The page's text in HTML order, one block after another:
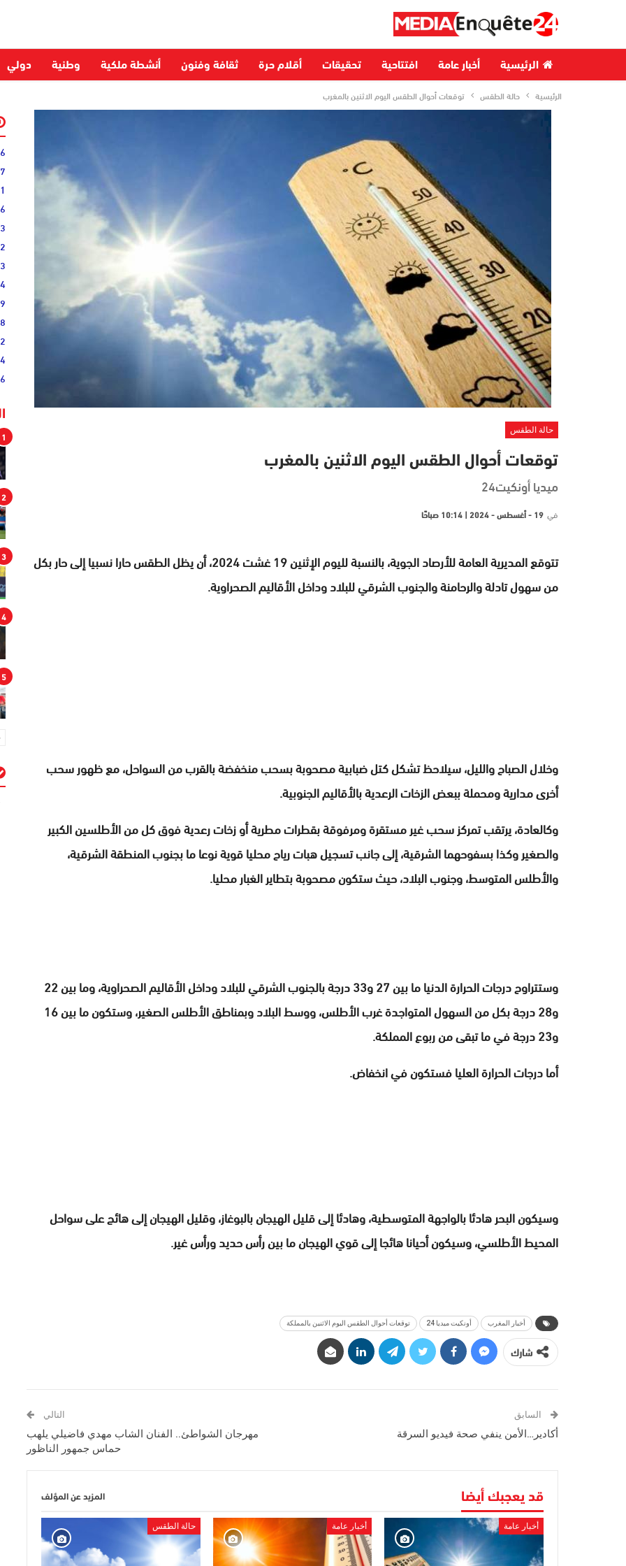
الرئيسية أخبار عامة افتتاحية تحقيقات أقلام حرة ثقافة وفنون أنشطة ملكية وطنية دولي
الرئيسية حالة الطقس توقعات أحوال الطقس اليوم الاثنين بالمغرب
حالة الطقس
توقعات أحوال الطقس اليوم الاثنين بالمغرب
ميديا أونكيت24
في 19 - أغسطس - 2024 | 10:14 صباحًا
تتوقع المديرية العامة للأرصاد الجوية، بالنسبة لليوم الإثنين 19 غشت 2024، أن يظل الطقس حارا نسبيا إلى حار بكل
من سهول تادلة والرحامنة والجنوب الشرقي للبلاد وداخل الأقاليم الصحراوية.
وخلال الصباح والليل، سيلاحظ تشكل كتل ضبابية مصحوبة بسحب منخفضة بالقرب من السواحل، مع ظهور سحب
أخرى مدارية ومحملة ببعض الزخات الرعدية بالأقاليم الجنوبية.
وكالعادة، يرتقب تمركز سحب غير مستقرة ومرفوقة بقطرات مطرية أو زخات رعدية فوق كل من الأطلسين الكبير
والصغير وكذا بسفوحهما الشرقية، إلى جانب تسجيل هبات رياح محليا قوية نوعا ما بجنوب المنطقة الشرقية،
والأطلس المتوسط، وجنوب البلاد، حيث ستكون مصحوبة بتطاير الغبار محليا.
وستتراوح درجات الحرارة الدنيا ما بين 27 و33 درجة بالجنوب الشرقي للبلاد وداخل الأقاليم الصحراوية، وما بين 22
و28 درجة بكل من السهول المتواجدة غرب الأطلس، ووسط البلاد وبمناطق الأطلس الصغير، وستكون ما بين 16
و23 درجة في ما تبقى من ربوع المملكة.
أما درجات الحرارة العليا فستكون في انخفاض.
وسيكون البحر هادئا بالواجهة المتوسطية، وهادئا إلى قليل الهيجان بالبوغاز، وقليل الهيجان إلى هائج على سواحل
المحيط الأطلسي، وسيكون أحيانا هائجا إلى قوي الهيجان ما بين رأس حديد ورأس غير.
أخبار المغرب أونكيت ميديا 24 توقعات أحوال الطقس اليوم الاثنين بالمملكة
شارك
السابق
أكادير…الأمن ينفي صحة فيديو السرقة
التالي
مهرجان الشواطئ.. الفنان الشاب مهدي فاضيلي يلهب
حماس جمهور الناظور
قد يعجبك أيضا المزيد عن المؤلف
أخبار عامة أخبار عامة حالة الطقس
1
2
3
4
5